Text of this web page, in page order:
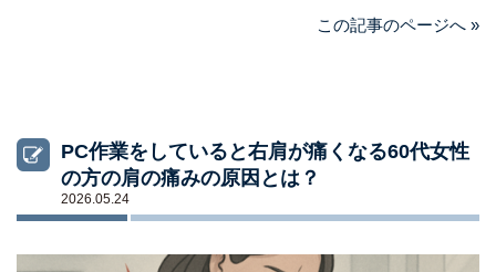
この記事のページへ »
PC作業をしていると右肩が痛くなる60代女性
の方の肩の痛みの原因とは？
2026.05.24